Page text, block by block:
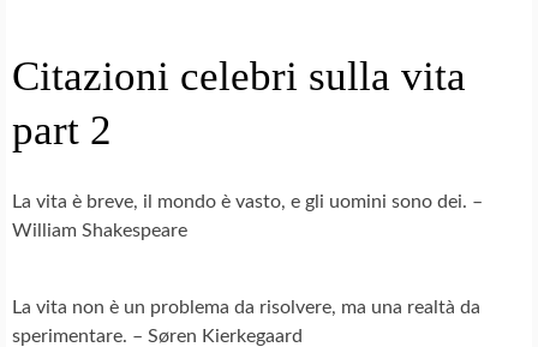
Citazioni celebri sulla vita
part 2
La vita è breve, il mondo è vasto, e gli uomini sono dei. –
William Shakespeare
La vita non è un problema da risolvere, ma una realtà da
sperimentare. – Søren Kierkegaard